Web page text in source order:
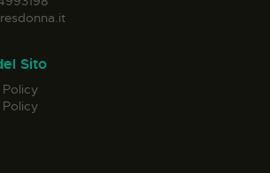
Sito
Policy